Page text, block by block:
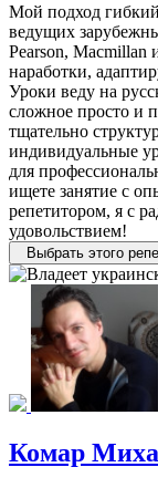
Мой подход
ведущих
Pearson, Macmillan
наработки,
Уроки веду на
сложное просто и
тщательно
индивидуальные
для
ищете занятие с
репетитором, я с
удовольствием!
Выбрать этого
Комар